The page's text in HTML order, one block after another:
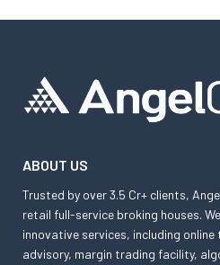
ABOUT US
Trusted by over 3.5 Cr+ clients,
retail full-service broking houses.
innovative services, including
advisory, margin trading facility,